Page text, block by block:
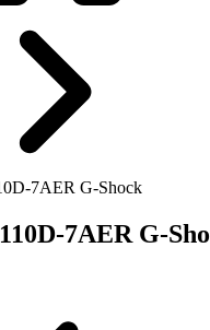
7AER G-Shock
7AER G-